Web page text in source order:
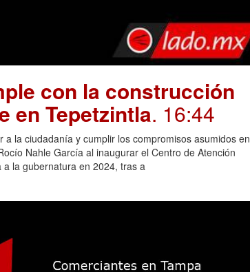
con la construcción
en Tepetzintla. 16:44
la ciudadanía y cumplir los compromisos asumidos en
Nahle García al inaugurar el Centro de Atención
la gubernatura en 2024, tras a